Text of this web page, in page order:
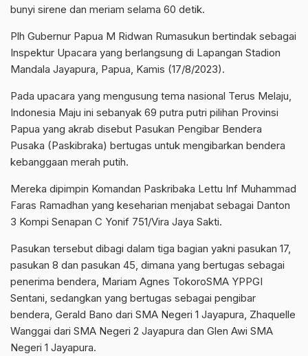
bunyi sirene dan meriam selama 60 detik.
Plh Gubernur Papua M Ridwan Rumasukun bertindak sebagai
Inspektur Upacara yang berlangsung di Lapangan Stadion
Mandala Jayapura, Papua, Kamis (17/8/2023).
Pada upacara yang mengusung tema nasional Terus Melaju,
Indonesia Maju ini sebanyak 69 putra putri pilihan Provinsi
Papua yang akrab disebut Pasukan Pengibar Bendera
Pusaka (Paskibraka) bertugas untuk mengibarkan bendera
kebanggaan merah putih.
Mereka dipimpin Komandan Paskribaka Lettu Inf Muhammad
Faras Ramadhan yang keseharian menjabat sebagai Danton
3 Kompi Senapan C Yonif 751/Vira Jaya Sakti.
Pasukan tersebut dibagi dalam tiga bagian yakni pasukan 17,
pasukan 8 dan pasukan 45, dimana yang bertugas sebagai
penerima bendera, Mariam Agnes TokoroSMA YPPGI
Sentani, sedangkan yang bertugas sebagai pengibar
bendera, Gerald Bano dari SMA Negeri 1 Jayapura, Zhaquelle
Wanggai dari SMA Negeri 2 Jayapura dan Glen Awi SMA
Negeri 1 Jayapura.